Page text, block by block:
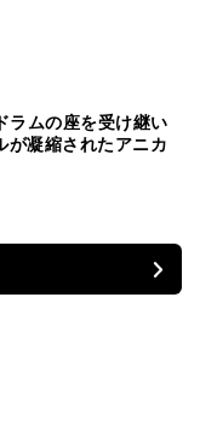
ラムの座を受け継い
が凝縮されたアニカ